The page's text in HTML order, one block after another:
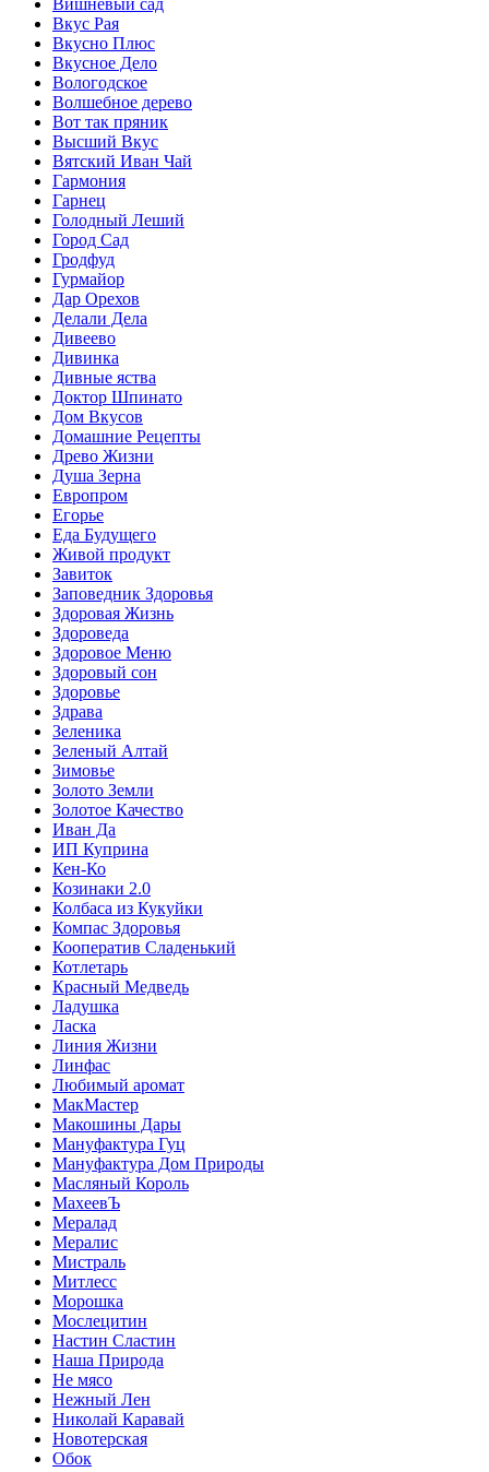
Вишневый сад
Вкус Рая
Вкусно Плюс
Вкусное Дело
Вологодское
Волшебное дерево
Вот так пряник
Высший Вкус
Вятский Иван Чай
Гармония
Гарнец
Голодный Леший
Город Сад
Гродфуд
Гурмайор
Дар Орехов
Делали Дела
Дивеево
Дивинка
Дивные яства
Доктор Шпинато
Дом Вкусов
Домашние Рецепты
Древо Жизни
Душа Зерна
Европром
Егорье
Еда Будущего
Живой продукт
Завиток
Заповедник Здоровья
Здоровая Жизнь
Здороведа
Здоровое Меню
Здоровый сон
Здоровье
Здрава
Зеленика
Зеленый Алтай
Зимовье
Золото Земли
Золотое Качество
Иван Да
ИП Куприна
Кен-Ко
Козинаки 2.0
Колбаса из Кукуйки
Компас Здоровья
Кооператив Сладенький
Котлетарь
Красный Медведь
Ладушка
Ласка
Линия Жизни
Линфас
Любимый аромат
МакМастер
Макошины Дары
Мануфактура Гуц
Мануфактура Дом Природы
Масляный Король
МахеевЪ
Мералад
Мералис
Мистраль
Митлесс
Морошка
Мослецитин
Настин Сластин
Наша Природа
Не мясо
Нежный Лен
Николай Каравай
Новотерская
Обок